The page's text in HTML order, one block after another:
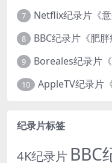
7
8
9
10
纪录片标签
4K纪录片 BBC